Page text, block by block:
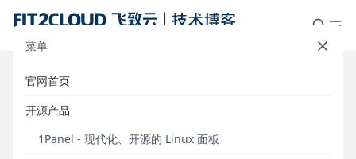
菜单
官网首页
开源产品
1Panel - 现代化、开源的 Linux 面板
支持知识库文档标签管理，工作流
新增支持文档标签检索、变量拆分